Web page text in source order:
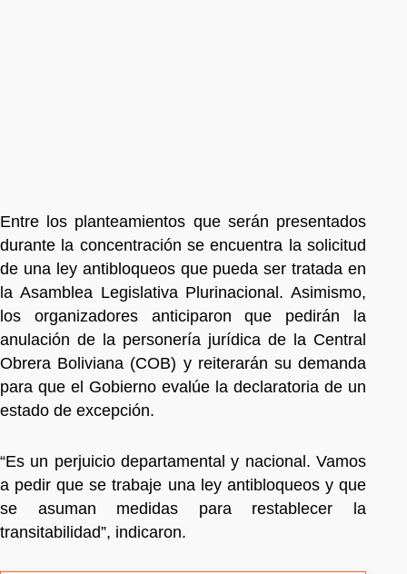
Entre los planteamientos que serán presentados
durante la concentración se encuentra la solicitud
de una ley antibloqueos que pueda ser tratada en
la Asamblea Legislativa Plurinacional. Asimismo,
los organizadores anticiparon que pedirán la
anulación de la personería jurídica de la Central
Obrera Boliviana (COB) y reiterarán su demanda
para que el Gobierno evalúe la declaratoria de un
estado de excepción.
“Es un perjuicio departamental y nacional. Vamos
a pedir que se trabaje una ley antibloqueos y que
se asuman medidas para restablecer la
transitabilidad”, indicaron.